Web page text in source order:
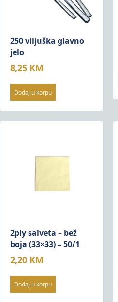
250 viljuška glavno
jelo
8,25 KM
Dodaj u korpu
2ply salveta – bež
boja (33×33) – 50/1
2,20 KM
Dodaj u korpu